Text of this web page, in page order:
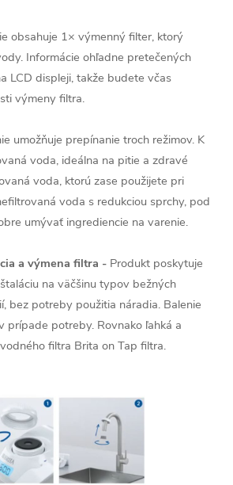
obsahuje 1× výmenný filter, ktorý
Informácie ohľadne pretečených
LCD displeji, takže budete včas
výmeny filtra.
umožňuje prepínanie troch režimov. K
voda, ideálna na pitie a zdravé
voda, ktorú zase použijete pri
voda s redukciou sprchy, pod
umývať ingrediencie na varenie.
a výmena filtra - Produkt poskytuje
na väčšinu typov bežných
bez potreby použitia náradia. Balenie
prípade potreby. Rovnako ľahká a
filtra Brita on Tap filtra.